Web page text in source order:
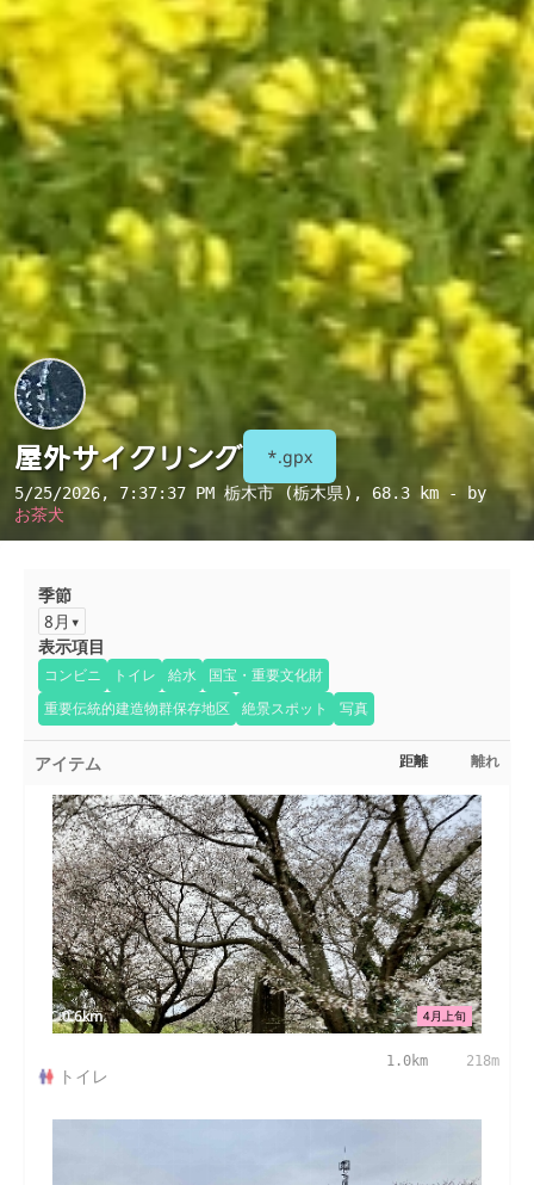
屋外サイクリング *.gpx
5/25/2026, 7:37:37 PM 栃木市 (栃木県) , 68.3 km - by
お茶犬
季節
8月
表示項目
コンビニ トイレ 給水
国宝・重要文化財
重要伝統的建造物群保存地区
絶景スポット 写真
アイテム 距離 離れ
4月上旬
0.6km
トイレ
1.0km 218m